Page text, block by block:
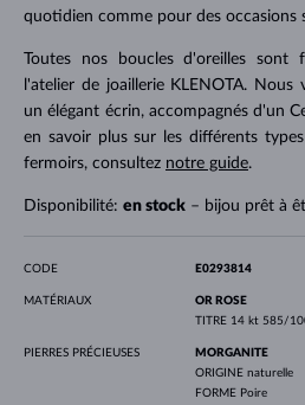
quotidien comme pour des occasions
Toutes nos boucles d'oreilles
l'atelier de joaillerie KLENOTA.
un élégant écrin, accompagnés d'un
en savoir plus sur les différents
fermoirs, consultez notre guide.
Disponibilité: en stock– bijou prêt à
CODE E0293814
MATÉRIAUX
OR ROSE
TITRE 14 kt 585/
PIERRES PRÉCIEUSES
MORGANITE
ORIGINE naturelle
FORME Poire